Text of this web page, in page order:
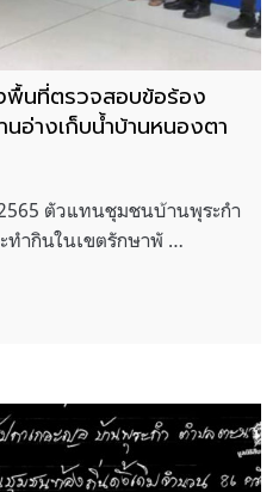
นที่ตรวจสอบข้อร้อง
อ่างเก็บน้ำบ้านหนองตา
ตัวแทนชุมชนบ้านพุระกำ
ทำกินในเขตรักษาพั …
ยชนลงพื้นที่ตรวจสอบข้อร้องเรียน